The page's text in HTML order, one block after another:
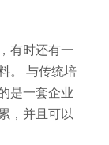
有时还有一
。 与传统培
是一套企业
，并且可以